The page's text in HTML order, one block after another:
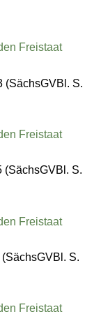
Freistaat
(SächsGVBl. S.
Freistaat
(SächsGVBl. S.
Freistaat
S.
Freistaat